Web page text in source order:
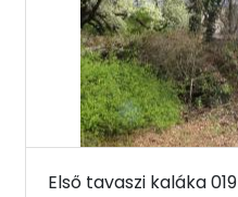
Első tavaszi kaláka 019